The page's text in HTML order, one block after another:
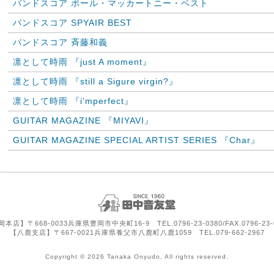
バンドスコア ポール・マッカートニー・ベスト
バンドスコア SPYAIR BEST
バンドスコア 斉藤和義
凛として時雨 『just A moment』
凛として時雨 『still a Sigure virgin?』
凛として時雨 『i’mperfect』
GUITAR MAGAZINE 『MIYAVI』
GUITAR MAGAZINE SPECIAL ARTIST SERIES 『Char』
本店】〒668-0033兵庫県豊岡市中央町16-9 TEL.0796-23-0380/FAX.0796-
【八鹿支店】〒667-0021兵庫県養父市八鹿町八鹿1059 TEL.079-662-2967
Copyright © 2026 Tanaka Onyudo, All rights reserved.